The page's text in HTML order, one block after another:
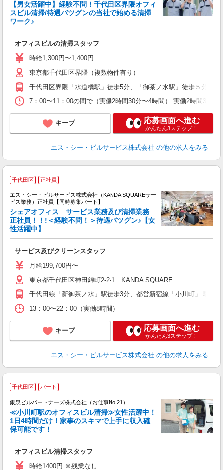
【男女活躍中】経験不問！千代田区界隈オフィ
スビル清掃/待遇バツグンの当社で始める清掃
ワーク♪
オフィスビルの清掃スタッフ
時給1,300円〜1,400円
東京都千代田区界隈（複数物件有り）
千代田区界隈「水道橋駅」徒歩5分、「御茶ノ水駅」徒歩５分、
7：00〜11：00の間で（実働2時間30分〜4時間） 実働2時間30
キープ 応募画面へ進む
かんたん3ステップ！
エス・シー・ビルサービス株式会社 の他の求人をみる
千代田区 正社員
エス・シー・ビルサービス株式会社（KANDA SQUAREサー
ビス業務）正社員【同時募集パート】
シェアオフィス サービス業務及び清掃業務
正社員！！!＜経験不問！＞待遇バツグン♪【女
性活躍中】
サービス及びクリーンスタッフ
月給199,700円〜
東京都千代田区神田錦町2-2-1 KANDA SQUARE
千代田線「新御茶ノ水」駅徒歩3分、都営新宿線「小川町」 駅
13：00〜22：00（実働8時間）
キープ 応募画面へ進む
かんたん3ステップ！
エス・シー・ビルサービス株式会社 の他の求人をみる
千代田区 パート
銀泉ビルパートナーズ株式会社（お仕事No.21）
≪小川町駅のオフィスビル清掃≫女性活躍中！
1日4時間だけ！家事のスキマで上手に収入確
保可能です！
オフィスビル清掃スタッフ
時給1400円 ※残業なし